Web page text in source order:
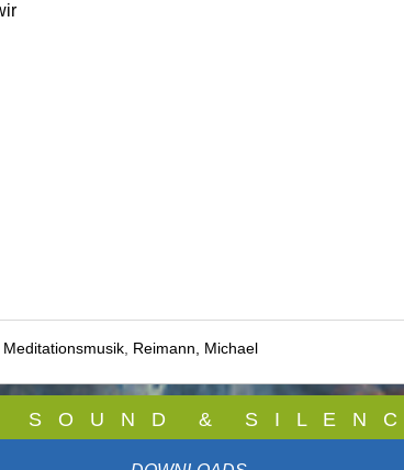
Meditationsmusik Reimann, Michael
O U N D & S I L E N C